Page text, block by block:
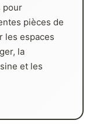
pour
pièces de
les espaces
la
et les